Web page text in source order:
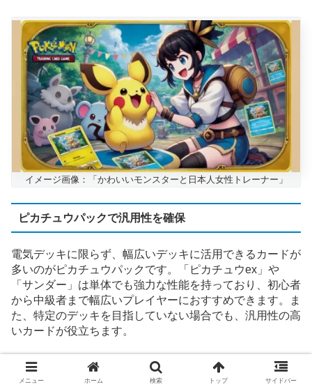
イメージ画像：「かわいいモンスターと日本人女性トレーナー」
ピカチュウパックで汎用性を確保
電気デッキに限らず、幅広いデッキに活用できるカードが
多いのがピカチュウパックです。「ピカチュウex」や
「サンダー」は単体でも強力な性能を持っており、初心者
から中級者まで幅広いプレイヤーにおすすめできます。ま
た、特定のデッキを目指していない場合でも、汎用性の高
いカードが役立ちます。
ポイント： 汎用性を重視するプレイヤーに最適。
メニュー ホーム 検索 トップ サイドバー